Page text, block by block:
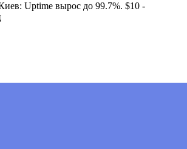
Uptime вырос до 99.7%. $10 -